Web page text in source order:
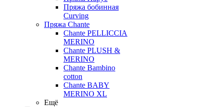
Пряжа бобинная
Curving
Пряжа Chante
Chante PELLICCIA
MERINO
Chante PLUSH &
MERINO
Chante Bambino
cotton
Chante BABY
MERINO XL
Ещё